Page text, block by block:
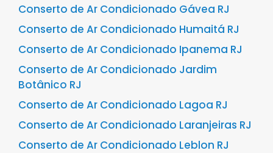
Conserto de Ar Condicionado Gávea RJ
Conserto de Ar Condicionado Humaitá RJ
Conserto de Ar Condicionado Ipanema RJ
Conserto de Ar Condicionado Jardim
Botânico RJ
Conserto de Ar Condicionado Lagoa RJ
Conserto de Ar Condicionado Laranjeiras RJ
Conserto de Ar Condicionado Leblon RJ